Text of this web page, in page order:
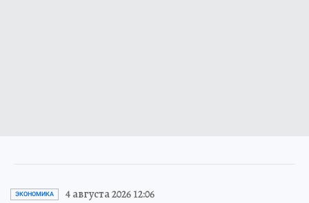
ЭКОНОМИКА 4 августа 2026 12:06